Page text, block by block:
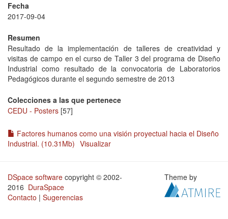
Fecha
2017-09-04
Resumen
Resultado de la implementación de talleres de creatividad y
visitas de campo en el curso de Taller 3 del programa de Diseño
Industrial como resultado de la convocatoria de Laboratorios
Pedagógicos durante el segundo semestre de 2013
Colecciones a las que pertenece
CEDU - Posters [57]
Factores humanos como una visión proyectual hacia el Diseño
Industrial. (10.31Mb) Visualizar
DSpace software copyright © 2002-
2016 DuraSpace
Contacto | Sugerencias
Theme by